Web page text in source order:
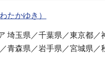
たかゆき）
埼玉県／千葉県／東京都
青森県／岩手県／宮城県／